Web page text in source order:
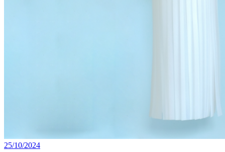
25/10/2024